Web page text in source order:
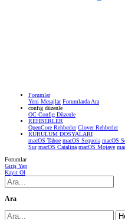
Forumlar
Yeni Mesajlar Forumlarda Ara
confıg düzenle
OC Config Düzenle
REHBERLER
OpenCore Rehberler Clover Rehberler
KURULUM DOSYALARI
macOS Tahoe macOS Sequoia macOS
Sur macOS Catalina macOS Mojave
Forumlar
Giriş Yap
Kayıt Ol
Ara